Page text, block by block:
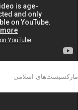
مارکسیست‌های اسلامی